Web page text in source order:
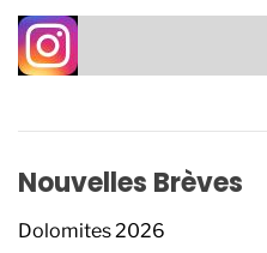
Nouvelles Brèves
Dolomites 2026